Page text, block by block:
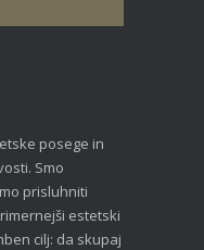
posege in
Smo
prisluhniti
estetski
cilj: da skupaj